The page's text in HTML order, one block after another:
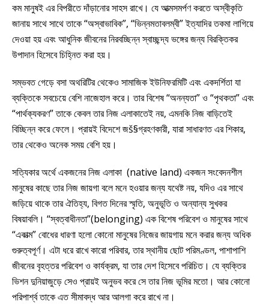
কম মানুষই এর বিপরীতে দাঁড়ানোর সাহস রাখে। যে আত্মসমর্পণ করতে অস্বীকৃতি
জানায় সাথে সাথে তাকে “অস্বাভাবিক”, “ভিন্নমতাবলম্বী” ইত্যাদির তকমা লাগিয়ে
দেওয়া হয় এবং আধুনিক জীবনের নিরবচ্ছিন্ন স্বাচ্ছন্দ্য ভঙ্গের জন্য বিরক্তিকর
উপাদান হিসেবে চিহ্নিত করা হয়।
সম্ভবত গেড়ে বসা অথরিটির থেকেও সামাজিক ইউনিফরমিটি এবং একদর্শিতা যা
ব্যক্তিকে সবচেয়ে বেশি নাজেহাল করে। তার বিশেষ “অনন্যতা” ও “পৃথকতা” এবং
“পার্থক্যকরণ” তাকে কেবল তার নিজ এলাকাতেই নয়, এমনকি নিজ বাড়িতেই
বিচ্ছিন্ন করে ফেলে। প্রায়ই বিদেশে জš§গ্রহণকারী, যারা সাধারণত এর শিকার,
তার থেকেও অনেক সময় বেশি হয়।
সত্যিকার অর্থে একজনের নিজ এলাকা (native land) একজন সংবেদনশীল
মানুষের কাছে তার নিজ জায়গা বলে মনে হওয়ার জন্য যথেষ্ট নয়, যদিও এর সাথে
জড়িয়ে থাকে তার ঐতিহ্য, বিগত দিনের স্মৃতি, অনুভূতি ও অন্যান্য সুখকর
বিষয়াবলি। “স্বত্বাধীনতা”(belonging) এক বিশেষ পরিবেশ ও মানুষের সাথে
“একাত্ম” বোধের ধারণা হলো কোনো মানুষের নিজের জায়গায় মনে করার জন্য অধিক
গুরুত্বপূর্ণ। এটা ধরে রাখে কারো পরিবার, তার স্থানীয় ছোট পরিমণ্ডল, পাশাপাশি
জীবনের বৃহত্তর পরিবেশ ও কার্যক্রম, যা তার দেশ হিসেবে পরিচিত। যে ব্যক্তির
ভিশন দুনিয়াজুড়ে সেও প্রায়ই অনুভব করে সে তার নিজ ভূমির মতো। আর কোনো
পরিপার্শ্ব তাকে এত সীমাবদ্ধ আর আলগা করে রাখে না।